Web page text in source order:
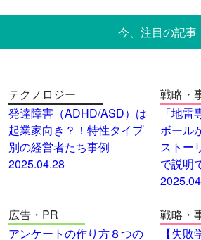
今、注目の記事
テクノロジー
発達障害（ADHD/ASD）は
起業家向き？！特性タイプ
別の経営者たち事例
2025.04.28
戦略・
「地
ボール
ストー
で説明
広告・PR
アンケートの作り方８つの
戦略・
【失